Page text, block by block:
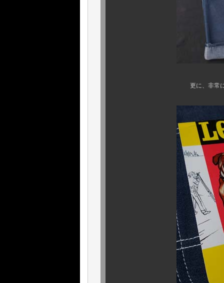
更に、非常に珍重なフラ